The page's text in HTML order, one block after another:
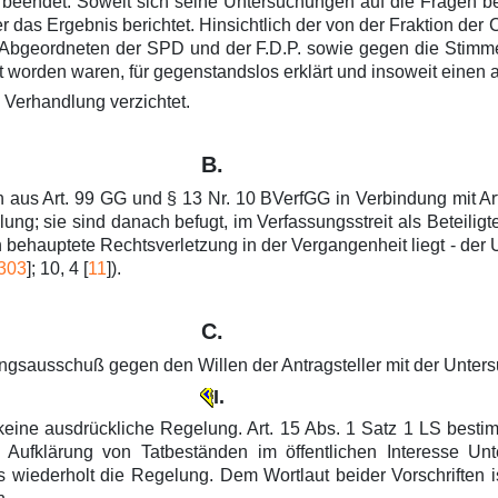
Ergebnis berichtet. Hinsichtlich der von der Fraktion der
der SPD und der F.D.P. sowie gegen die
waren, für gegenstandslos erklärt und insoweit einen
verzichtet.
B.
Art. 99 GG und § 13 Nr. 10 BVerfGG in Verbindung mit
sie sind danach befugt, im Verfassungsstreit als
Rechtsverletzung in der Vergangenheit liegt -
]; 10, 4 [11]).
C.
gegen den Willen der Antragsteller mit der
I.
ausdrückliche Regelung. Art. 15 Abs. 1 Satz 1 LS
von Tatbeständen im öffentlichen Interesse
die Regelung. Dem Wortlaut beider